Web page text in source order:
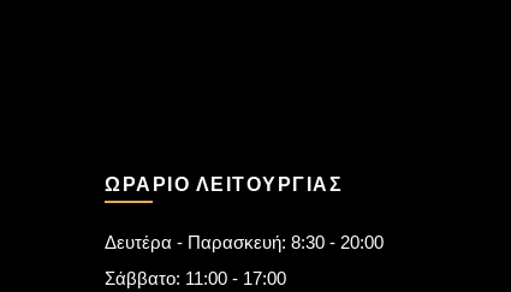
ΩΡΆΡΙΟ ΛΕΙΤΟΥΡΓΊΑΣ
Δευτέρα - Παρασκευή: 8:30 - 20:00
Σάββατο: 11:00 - 17:00